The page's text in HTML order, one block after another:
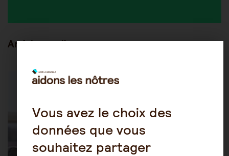
Articles en lien
Être accompagné au quotidien
Vous avez le choix des
données que vous
souhaitez partager